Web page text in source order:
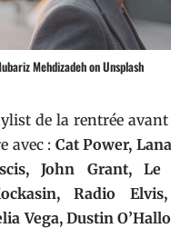
Mehdizadeh on Unsplash
de la rentrée
avec : Cat Power,
John Grant, Le
Radio
Vega, Dustin